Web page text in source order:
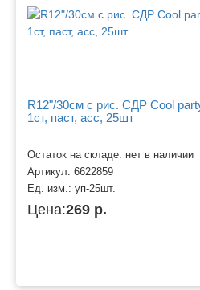
R12"/30см с рис. СДР Cool
1ст, паст, асс, 25шт
Остаток на складе: нет в наличии
Артикул: 6622859
Ед. изм.: уп-25шт.
Цена:269 р.